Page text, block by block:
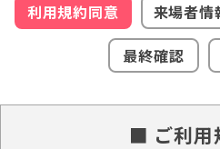
利用規約同意 来場者情
最終確認
■ ご利